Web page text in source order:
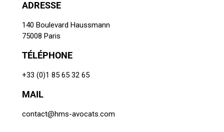
ADRESSE
140 Boulevard Haussmann
75008 Paris
TÉLÉPHONE
+33 (0)1 85 65 32 65
MAIL
contact@hms-avocats.com